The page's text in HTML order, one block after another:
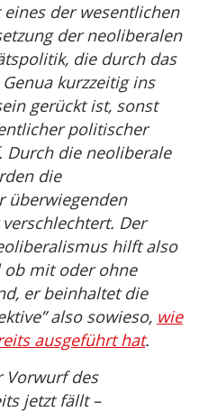
der wesentlichen
der neoliberalen
die durch das
kurzzeitig ins
gerückt ist, sonst
politischer
Durch die neoliberale
die
überwiegenden
Der
hilft also
ob mit oder ohne
er beinhaltet die
also sowieso, wie
ausgeführt hat.
Vorwurf des
jetzt fällt –